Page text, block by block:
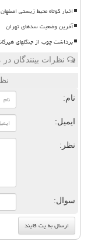
اخبار کوتاه محیط زیستی اصفهان
آخرین وضعیت سدهای تهران
برداشت چوب از جنگلهای
نظرات بینندگان
نام:
ایمیل:
نظر:
سوال: